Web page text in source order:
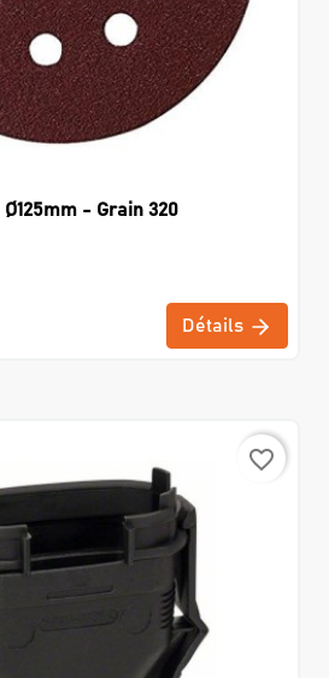
- Grain 320
Détails
favorite_border